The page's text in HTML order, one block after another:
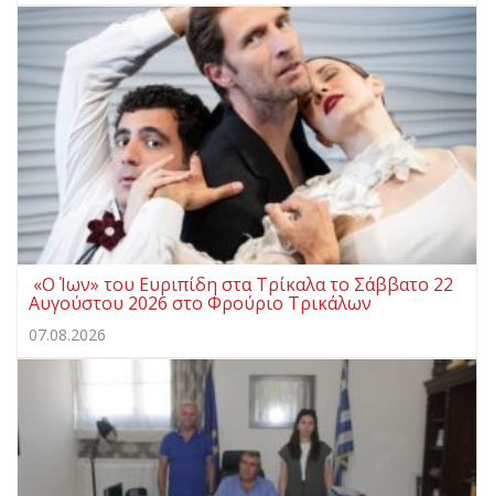
«Ο Ίων» του Ευριπίδη στα Τρίκαλα το Σάββατο 22
Αυγούστου 2026 στο Φρούριο Τρικάλων
07.08.2026